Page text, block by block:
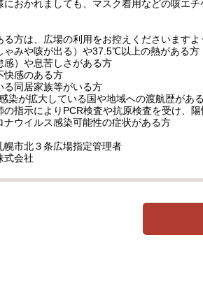
おかれましても、マスク着用などの咳エ
方は、広場の利用をお控えくださいます
ゃみや咳が出る）や37.5℃以上の熱がある方
感）や息苦しさがある方
快感のある方
る同居家族等がいる方
染が拡大している国や地域への渡航歴があ
の指示によりPCR検査や抗原検査を受け、
ナウイルス感染可能性の症状がある方
市北３条広場指定管理者
式会社